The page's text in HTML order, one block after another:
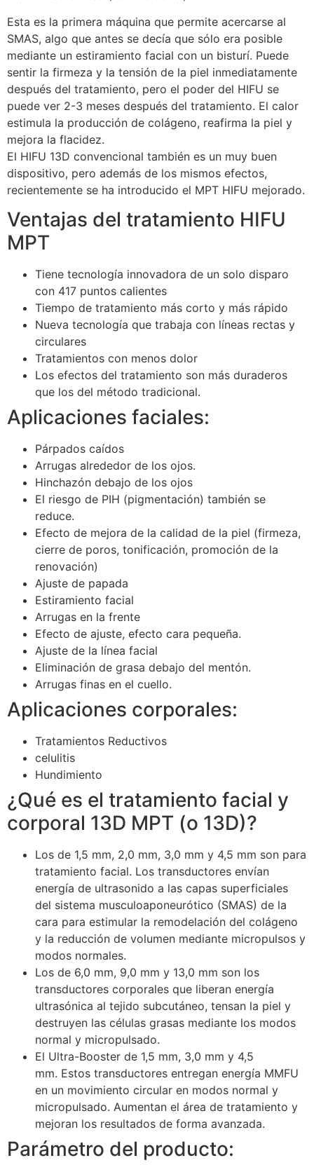
Esta es la primera máquina que permite acercarse al
SMAS, algo que antes se decía que sólo era posible
mediante un estiramiento facial con un bisturí. Puede
sentir la firmeza y la tensión de la piel inmediatamente
después del tratamiento, pero el poder del HIFU se
puede ver 2-3 meses después del tratamiento. El calor
estimula la producción de colágeno, reafirma la piel y
mejora la flacidez.
El HIFU 13D convencional también es un muy buen
dispositivo, pero además de los mismos efectos,
recientemente se ha introducido el MPT HIFU mejorado.
Ventajas del tratamiento HIFU
MPT
Tiene tecnología innovadora de un solo disparo
con 417 puntos calientes
Tiempo de tratamiento más corto y más rápido
Nueva tecnología que trabaja con líneas rectas y
circulares
Tratamientos con menos dolor
Los efectos del tratamiento son más duraderos
que los del método tradicional.
Aplicaciones faciales:
Párpados caídos
Arrugas alrededor de los ojos.
Hinchazón debajo de los ojos
El riesgo de PIH (pigmentación) también se
reduce.
Efecto de mejora de la calidad de la piel (firmeza,
cierre de poros, tonificación, promoción de la
renovación)
Ajuste de papada
Estiramiento facial
Arrugas en la frente
Efecto de ajuste, efecto cara pequeña.
Ajuste de la línea facial
Eliminación de grasa debajo del mentón.
Arrugas finas en el cuello.
Aplicaciones corporales:
Tratamientos Reductivos
celulitis
Hundimiento
¿Qué es el tratamiento facial y
corporal 13D MPT (o 13D)?
Los de 1,5 mm, 2,0 mm, 3,0 mm y 4,5 mm son para
tratamiento facial. Los transductores envían
energía de ultrasonido a las capas superficiales
del sistema musculoaponeurótico (SMAS) de la
cara para estimular la remodelación del colágeno
y la reducción de volumen mediante micropulsos y
modos normales.
Los de 6,0 mm, 9,0 mm y 13,0 mm son los
transductores corporales que liberan energía
ultrasónica al tejido subcutáneo, tensan la piel y
destruyen las células grasas mediante los modos
normal y micropulsado.
El Ultra-Booster de 1,5 mm, 3,0 mm y 4,5
mm. Estos transductores entregan energía MMFU
en un movimiento circular en modos normal y
micropulsado. Aumentan el área de tratamiento y
mejoran los resultados de forma avanzada.
Parámetro del producto: